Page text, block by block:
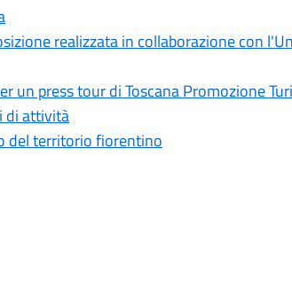
realizzata in collaborazione con
un press tour di Toscana Promozione
di attività
del territorio fiorentino